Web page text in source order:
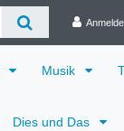
Musik
Dies und Das